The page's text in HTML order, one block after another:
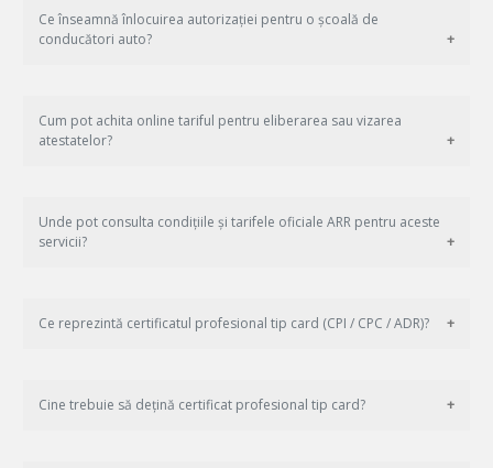
Ce înseamnă înlocuirea autorizației pentru o școală de
conducători auto?
Cum pot achita online tariful pentru eliberarea sau vizarea
atestatelor?
Unde pot consulta condițiile și tarifele oficiale ARR pentru aceste
servicii?
Ce reprezintă certificatul profesional tip card (CPI / CPC / ADR)?
Cine trebuie să dețină certificat profesional tip card?